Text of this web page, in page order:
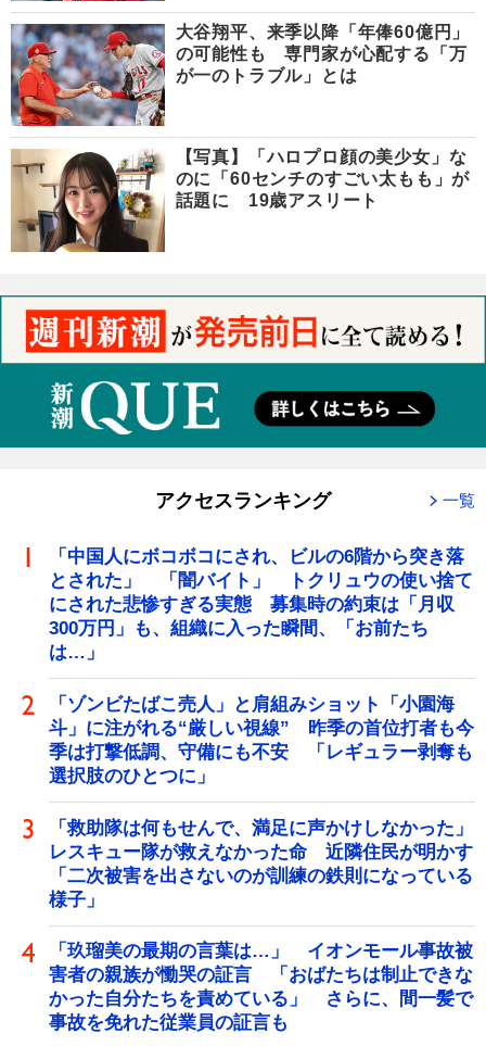
大谷翔平、来季以降「年俸60億円」
の可能性も 専門家が心配する「万
が一のトラブル」とは
【写真】「ハロプロ顔の美少女」な
のに「60センチのすごい太もも」が
話題に 19歳アスリート
アクセスランキング 一覧
「中国人にボコボコにされ、ビルの6階から突き落
とされた」 「闇バイト」 トクリュウの使い捨て
にされた悲惨すぎる実態 募集時の約束は「月収
300万円」も、組織に入った瞬間、「お前たち
は…」
「ゾンビたばこ売人」と肩組みショット「小園海
斗」に注がれる“厳しい視線” 昨季の首位打者も今
季は打撃低調、守備にも不安 「レギュラー剥奪も
選択肢のひとつに」
「救助隊は何もせんで、満足に声かけしなかった」
レスキュー隊が救えなかった命 近隣住民が明かす
「二次被害を出さないのが訓練の鉄則になっている
様子」
「玖瑠美の最期の言葉は…」 イオンモール事故被
害者の親族が慟哭の証言 「おばたちは制止できな
かった自分たちを責めている」 さらに、間一髪で
事故を免れた従業員の証言も